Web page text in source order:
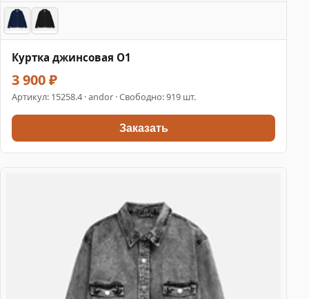
Куртка джинсовая O1
3 900 ₽
Артикул: 15258.4 · andor · Свободно: 919 шт.
Заказать